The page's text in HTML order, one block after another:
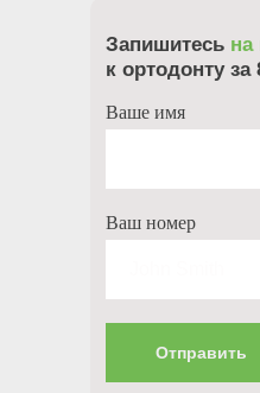
Ваше имя
Ваш номер
Отправить
Запишитесь на
к ортодонту за